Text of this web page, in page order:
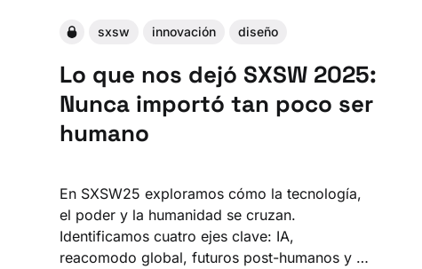
sxsw innovación diseño
Lo que nos dejó SXSW 2025:
Nunca importó tan poco ser
humano
En SXSW25 exploramos cómo la tecnología,
el poder y la humanidad se cruzan.
Identificamos cuatro ejes clave: IA,
reacomodo global, futuros post-humanos y el